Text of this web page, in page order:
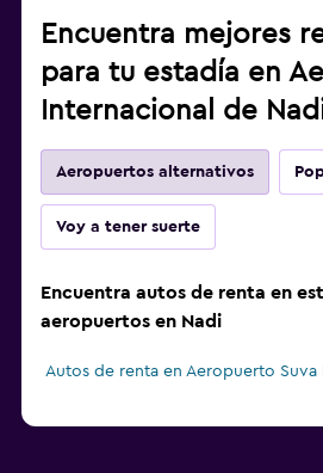
Encuentra mejores
para tu estadía en
Internacional de
Aeropuertos alternativos
Voy a tener suerte
Encuentra autos de renta en
aeropuertos en Nadi
Autos de renta en Aeropuerto Suva